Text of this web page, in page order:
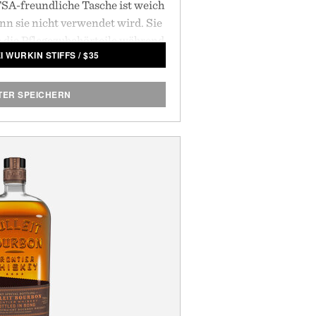
freundliche Tasche ist weich
sie nicht verwendet wird. Sie
Pflegezubehörteile während
sicher aufzubewahren.
WURKIN STIFFS /$35
SPEICHERN